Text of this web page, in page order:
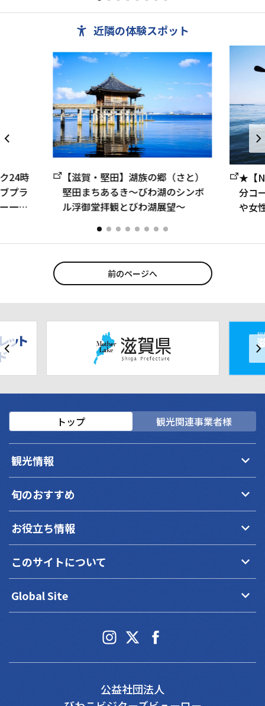
近隣の体験スポット
24時
プラ
一望
【滋賀・堅田】湖族の郷（さと）
堅田まちあるき～びわ湖のシンボ
ル浮御堂拝観とびわ湖展望～
★【
分コ
や女
前のページへ
トップ 観光関連事業者様
観光情報 keyboard_arrow_down
旬のおすすめ keyboard_arrow_down
お役立ち情報 keyboard_arrow_down
このサイトについて keyboard_arrow_down
Global Site keyboard_arrow_down
公益社団法人